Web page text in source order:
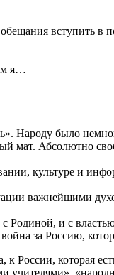
вступить в
я…
Народу было
мат. Абсолютно
культуре и
важнейшими
и с
за Россию,
России, которая
учителями»,